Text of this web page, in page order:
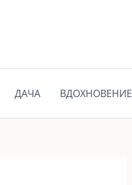
ДАЧА ВДОХНОВЕНИЕ